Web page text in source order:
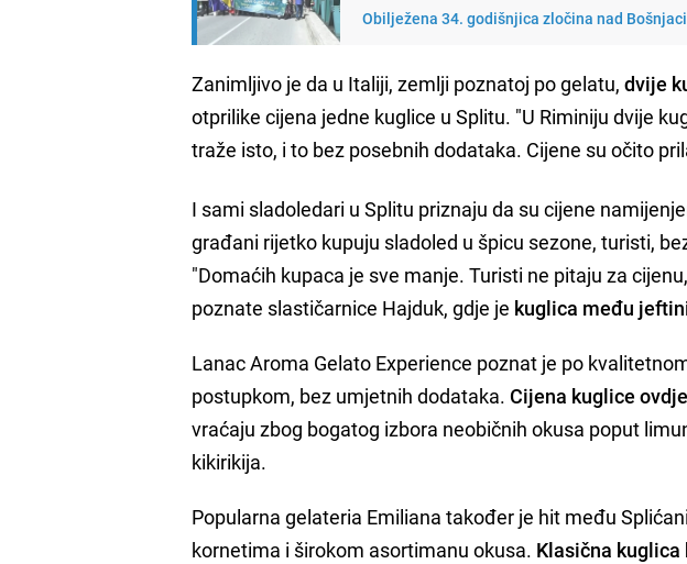
Obilježena 34. godišnjica zločina nad
Zanimljivo je da u Italiji, zemlji poznatoj po gelatu,dvije
otprilike cijena jedne kuglice u Splitu. "U Riminiju dvije
traže isto, i to bez posebnih dodataka. Cijene su očito
I sami sladoledari u Splitu priznaju da su cijene
građani rijetko kupuju sladoled u špicu sezone, turisti,
"Domaćih kupaca je sve manje. Turisti ne pitaju za
poznate slastičarnice Hajduk, gdje je kuglica među
Lanac Aroma Gelato Experience poznat je po
postupkom, bez umjetnih dodataka.Cijena kuglice
vraćaju zbog bogatog izbora neobičnih okusa poput
kikirikija.
Popularna gelateria Emiliana također je hit među
kornetima i širokom asortimanu okusa. Klasična kuglica